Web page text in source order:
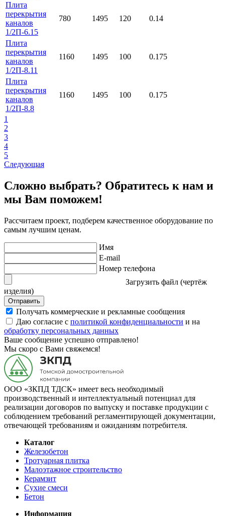
Плита
перекрытия
каналов
1/2П-6.15
780 1495 120 0.14
Плита
перекрытия
каналов
1/2П-8.11
1160 1495 100 0.175
Плита
перекрытия
каналов
1/2П-8.8
1160 1495 100 0.175
1
2
3
4
5
Следующая
Сложно выбрать? Обратитесь к нам и
мы Вам поможем!
Рассчитаем проект, подберем качественное оборудование по
самым лучшим ценам.
Имя
E-mail
Номер телефона
Загрузить файл (чертёж
изделия)
Отправить
Получать коммерческие и рекламные сообщения
Даю согласие с политикой конфиденциальности и на
обработку персональных данных
Ваше сообщение успешно отправлено!
Мы скоро с Вами свяжемся!
ООО «ЗКПД ТДСК» имеет весь необходимый
производственный и интеллектуальный потенциал для
реализации договоров по выпуску и поставке продукции с
соблюдением требований регламентирующей документации,
отвечающей требованиям и ожиданиям потребителя.
Каталог
Железобетон
Тротуарная плитка
Малоэтажное строительство
Керамзит
Сухие смеси
Бетон
Информация